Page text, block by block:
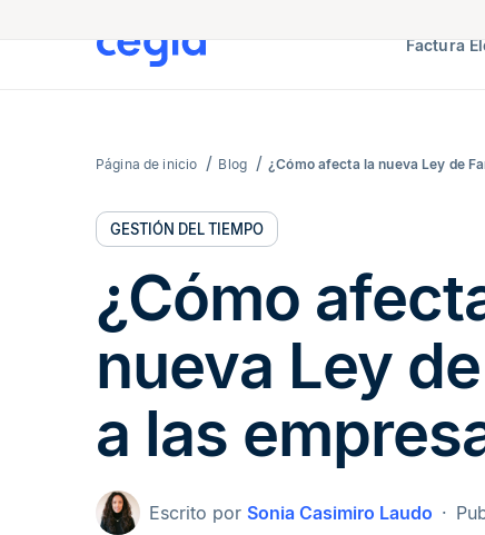
Factura
Página de inicio Blog ¿Cómo afecta la nueva Ley de
GESTIÓN DEL TIEMPO
¿Cómo
nueva Ley
a las
Escrito por Sonia Casimiro Laudo